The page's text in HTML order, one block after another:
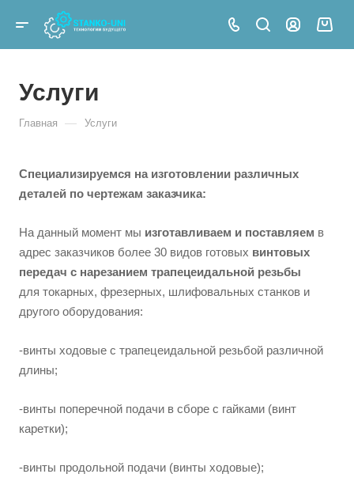
Услуги
Главная — Услуги
Специализируемся на изготовлении различных
деталей по чертежам заказчика:
На данный момент мы изготавливаем и поставляем в
адрес заказчиков более 30 видов готовых винтовых
передач с нарезанием трапецеидальной резьбы
для токарных, фрезерных, шлифовальных станков и
другого оборудования:
-винты ходовые с трапецеидальной резьбой различной
длины;
-винты поперечной подачи в сборе с гайками (винт
каретки);
-винты продольной подачи (винты ходовые);